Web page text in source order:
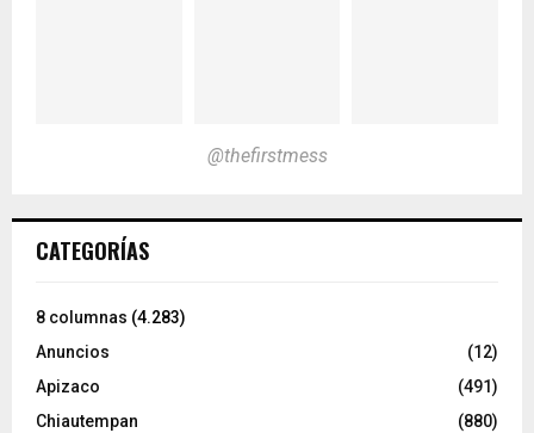
@thefirstmess
CATEGORÍAS
8 columnas (4.283)
Anuncios
(12)
Apizaco
(491)
Chiautempan
(880)